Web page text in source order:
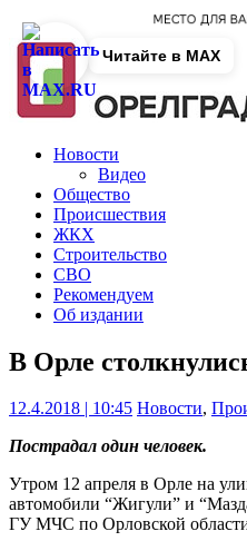
Новости
Видео
Общество
Происшествия
ЖКХ
Строительство
СВО
Рекомендуем
Об издании
В Орле
12.4.2018 | 10:45 Новости,
Пострадал один человек.
Утром 12 апреля в Орле на
автомобили “Жигули” и
ГУ МЧС по Орловской
Читайте в MAX